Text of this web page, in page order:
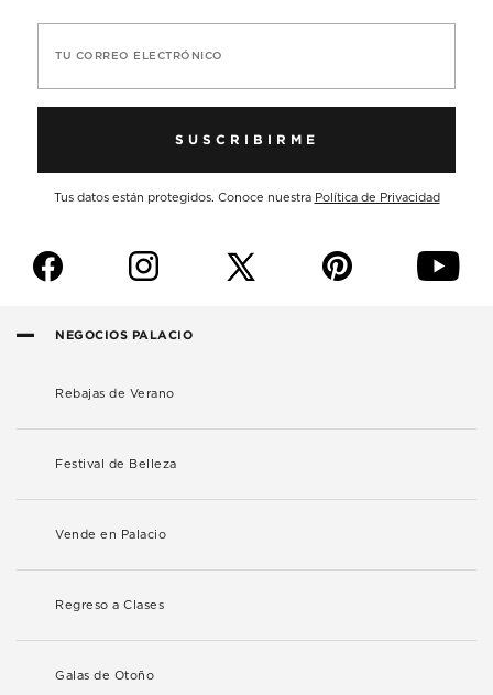
TU CORREO ELECTRÓNICO
SUSCRIBIRME
Tus datos están protegidos. Conoce nuestra Política de Privacidad
f i p y
NEGOCIOS PALACIO
Rebajas de Verano
Festival de Belleza
Vende en Palacio
Regreso a Clases
Galas de Otoño